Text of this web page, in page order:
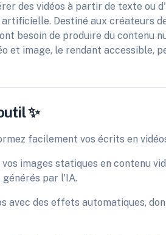
des vidéos à partir de texte ou
Destiné aux créateurs
besoin de produire du contenu
et image, le rendant accessible,
✨
facilement vos écrits en
images statiques en contenu
par l'IA.
avec des effets automatiques,